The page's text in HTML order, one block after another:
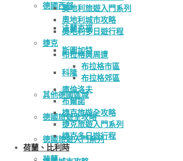
德國西部
法蘭克福
斯圖加特
科隆
其他德國區域
德國旅遊全攻略
德國旅遊入門系列
奧地利旅遊入門系列
奧地利城市攻略
奧地利多日遊行程
捷克
布拉格與周遭
布拉格市區
布拉格郊區
庫倫洛夫
布爾諾
捷克旅遊全攻略
捷克旅遊入門系列
捷克多日遊行程
荷蘭、比利時